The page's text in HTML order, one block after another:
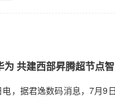
为 共建西部昇腾超节点
，据君逸数码消息，7月9